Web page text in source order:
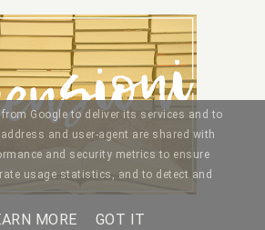
Google to deliver its services and to
and user-agent are shared with
and security metrics to ensure
usage statistics, and to detect and
MORE GOT IT